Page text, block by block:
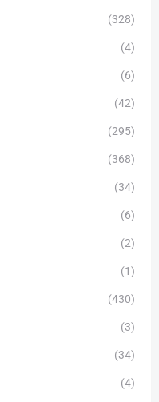
(328)
(4)
(6)
(42)
(295)
(368)
(34)
(6)
(2)
(1)
(430)
(3)
(34)
(4)